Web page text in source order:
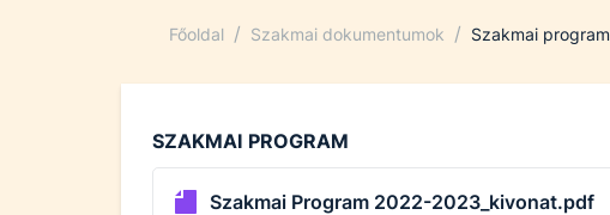
Főoldal / Szakmai dokumentumok / Szakmai program
SZAKMAI PROGRAM
Szakmai Program 2022-2023_kivonat.pdf